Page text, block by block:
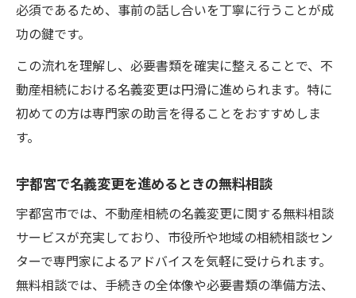
必須であるため、事前の話し合いを丁寧に行うことが成
功の鍵です。
この流れを理解し、必要書類を確実に整えることで、不
動産相続における名義変更は円滑に進められます。特に
初めての方は専門家の助言を得ることをおすすめしま
す。
宇都宮で名義変更を進めるときの無料相談
宇都宮市では、不動産相続の名義変更に関する無料相談
サービスが充実しており、市役所や地域の相続相談セン
ターで専門家によるアドバイスを気軽に受けられます。
無料相談では、手続きの全体像や必要書類の準備方法、